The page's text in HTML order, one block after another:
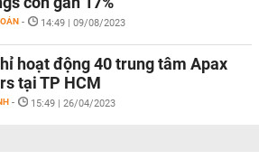
- 14:49 | 09/08/2023
hoạt động 40 trung tâm Apax
tại TP HCM
- 15:49 | 26/04/2023